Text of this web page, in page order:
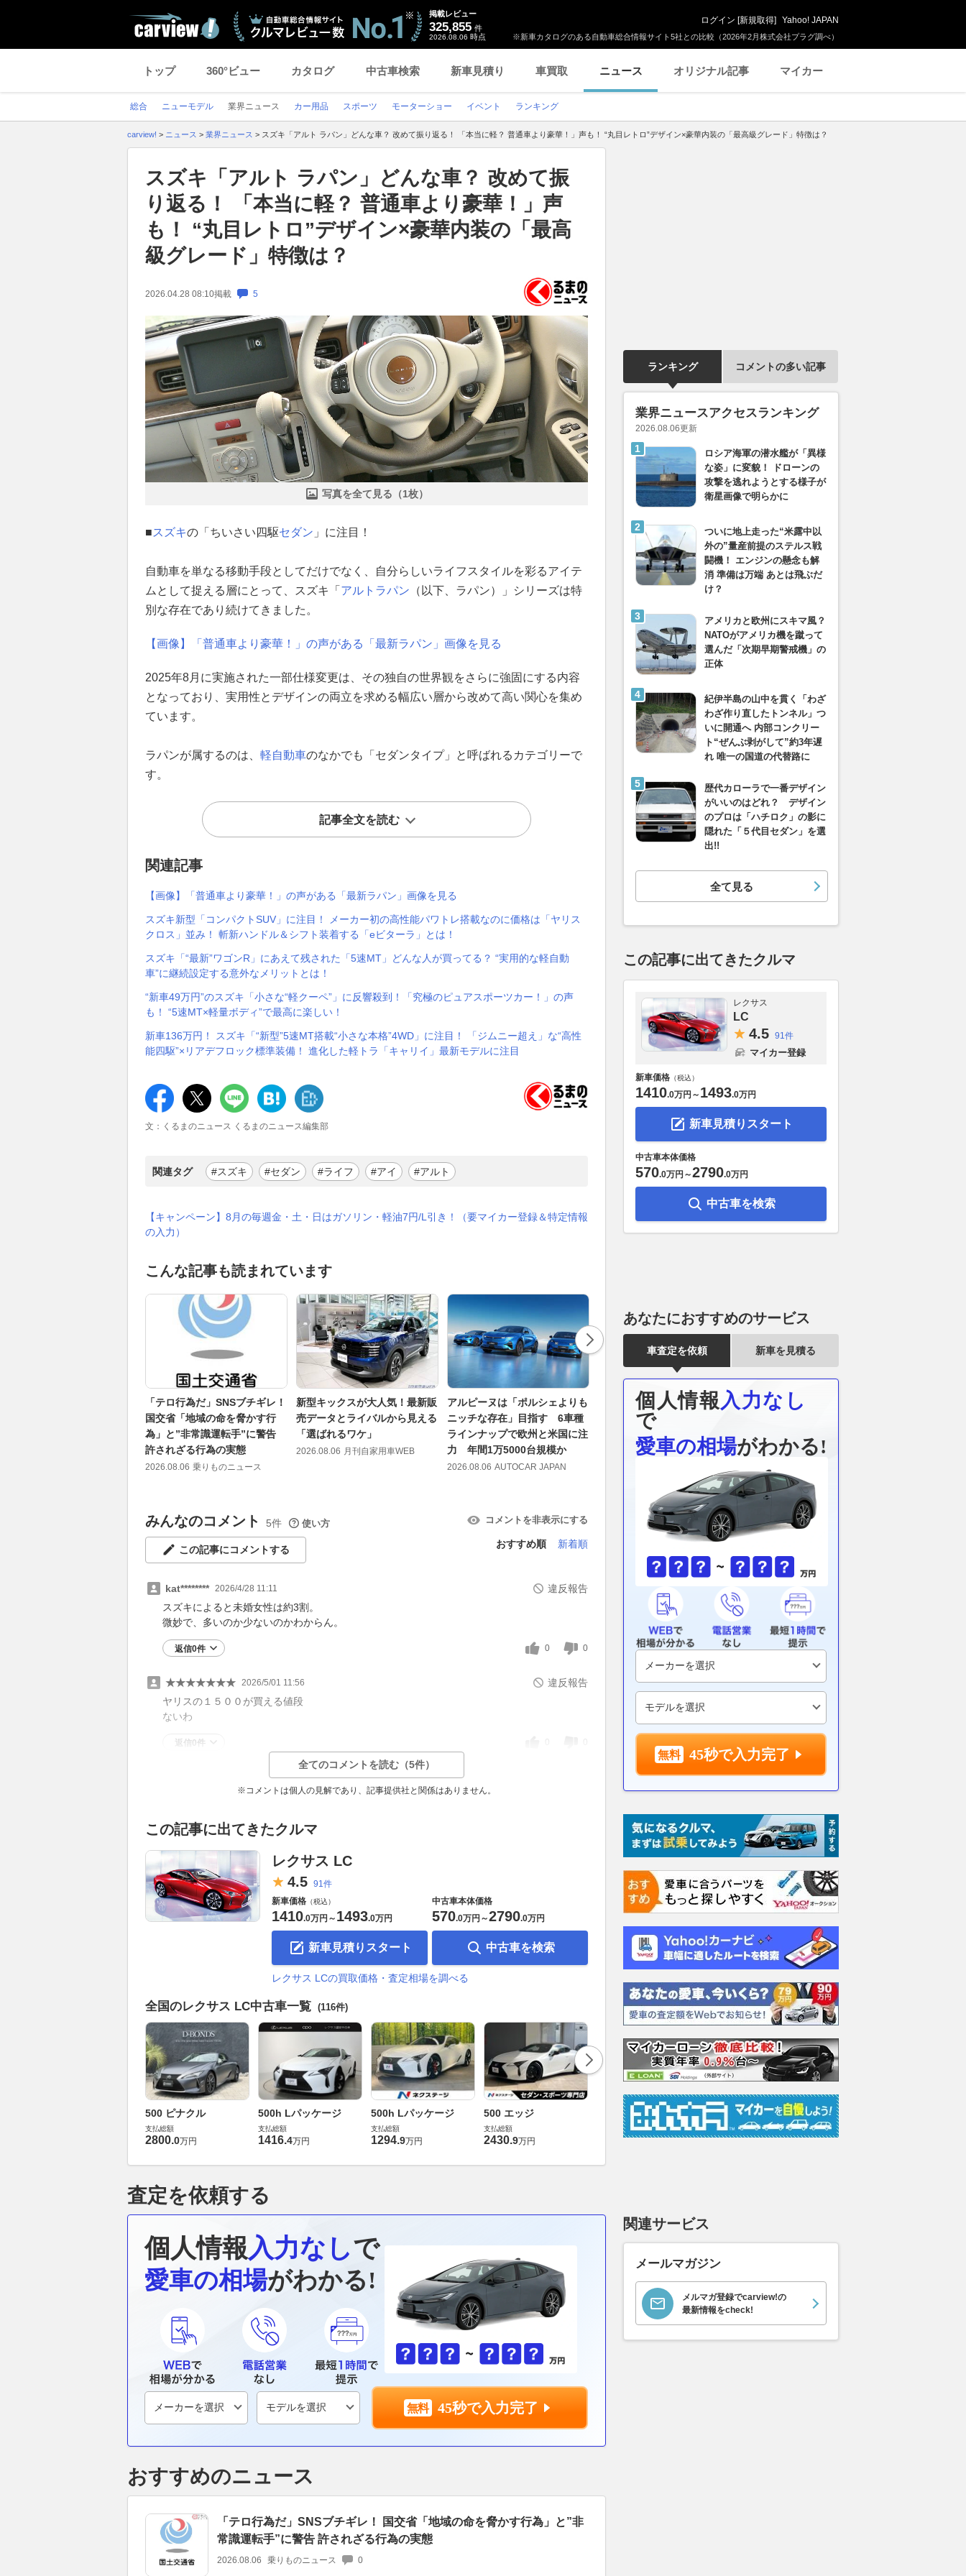
※新車カタログのある自動車総合情報サイト5社との比較（2026年2月株式会社プラグ調べ）
掲載レビュー
325,855 件
2026.08.06 時点
ログイン [新規取得] Yahoo! JAPAN
トップ 360°ビュー カタログ 中古車検索 新車見積り 車買取 ニュース オリジナル記事 マイカー
総合 ニューモデル 業界ニュース カー用品 スポーツ モーターショー イベント ランキング
carview! > ニュース > 業界ニュース > スズキ「アルト ラパン」どんな車？ 改めて振り返る！ 「本当に軽？ 普通車より豪華！」声も！ “丸目レトロ”デザイン×豪華内装の「最高級グレード」特徴は？
スズキ「アルト ラパン」どんな車？ 改めて振
り返る！ 「本当に軽？ 普通車より豪華！」声
も！ “丸目レトロ”デザイン×豪華内装の「最高
級グレード」特徴は？
2026.04.28 08:10掲載 5
写真を全て見る（1枚）
■スズキの「ちいさい四駆セダン 」に注目！
自動車を単なる移動手段としてだけでなく、自分らしいライフスタイルを彩るアイテ
ムとして捉える層にとって、スズキ「 アルトラパン （以下、ラパン）」シリーズは特
別な存在であり続けてきました。
【画像】「普通車より豪華！」の声がある「最新ラパン」画像を見る
2025年8月に実施された一部仕様変更は、その独自の世界観をさらに強固にする内容
となっており、実用性とデザインの両立を求める幅広い層から改めて高い関心を集め
ています。
ラパンが属するのは、 軽自動車のなかでも「セダンタイプ」と呼ばれるカテゴリーで
す。
記事全文を読む
関連記事
【画像】「普通車より豪華！」の声がある「最新ラパン」画像を見る
スズキ新型「コンパクトSUV」に注目！ メーカー初の高性能パワトレ搭載なのに価格は「ヤリス
クロス」並み！ 斬新ハンドル＆シフト装着する「eビターラ」とは！
スズキ「“最新”ワゴンR」にあえて残された「5速MT」どんな人が買ってる？ “実用的な軽自動
車”に継続設定する意外なメリットとは！
“新車49万円”のスズキ「小さな“軽クーペ”」に反響殺到！「究極のピュアスポーツカー！」の声
も！ “5速MT×軽量ボディ”で最高に楽しい！
新車136万円！ スズキ「“新型”5速MT搭載“小さな本格”4WD」に注目！ 「ジムニー超え」な“高性
能四駆”×リアデフロック標準装備！ 進化した軽トラ「キャリイ」最新モデルに注目
文：くるまのニュース くるまのニュース編集部
関連タグ #スズキ #セダン #ライフ #アイ #アルト
【キャンペーン】8月の毎週金・土・日はガソリン・軽油7円/L引き！（要マイカー登録＆特定情報
の入力）
こんな記事も読まれています
「テロ行為だ」SNSブチギレ！
国交省「地域の命を脅かす行
為」と”非常識運転手”に警告
許されざる行為の実態
2026.08.06 乗りものニュース
新型キックスが大人気！最新販
売データとライバルから見える
「選ばれるワケ」
2026.08.06 月刊自家用車WEB
アルピーヌは「ポルシェよりも
ニッチな存在」目指す 6車種
ラインナップで欧州と米国に注
力 年間1万5000台規模か
2026.08.06 AUTOCAR JAPAN
パーキングセンサー対応!! ジム
ニー ノマド専用JAOSリヤスポ
ーツカウルが激進化!!
2026.08.06 ベストカーWeb
雨のSF富士で予選トップ3に入
縁”｜英国人ジャーナリスト”ジ
2026.08.06 motorsport.com 日本版
みんなのコメント 5件 使い方 コメントを非表示にする
この記事にコメントする
おすすめ順 新着順
kat******** 2026/4/28 11:11
違反報告
スズキによると未婚女性は約3割。
微妙で、多いのか少ないのかわからん。
返信0件 0 0
★★★★★★★ 2026/5/01 11:56
違反報告
ヤリスの１５００が買える値段
ないわ
返信0件
全てのコメントを読む（5件）
※コメントは個人の見解であり、記事提供社と関係はありません。
この記事に出てきたクルマ
レクサス LC
4.5 91件
新車価格 （税込）
1410.0万円 ～ 1493.0万円
新車見積りスタート
中古車本体価格
570.0万円 ～2790.0万円
中古車を検索
レクサス LCの買取価格・査定相場を調べる
全国のレクサス LC中古車一覧 (116件)
500 ピナクル
支払総額
2800.0万円
500h Lパッケージ
支払総額
1416.4万円
500h Lパッケージ
支払総額
1294.9万円
500 エッジ
支払総額
2430.9万円
500h Sパッケージ
支払総額
.0
500 エッジ
支払総額
2186.0
500
支払総額
1398
査定を依頼する
個人情報入力なしで
愛車の相場がわかる!
45秒で入力完了
おすすめのニュース
「テロ行為だ」SNSブチギレ！ 国交省「地域の命を脅かす行為」と”非
常識運転手”に警告 許されざる行為の実態
2026.08.06 乗りものニュース 0
ランキング コメントの多い記事
業界ニュースアクセスランキング
2026.08.06更新
ロシア海軍の潜水艦が「異様
な姿」に変貌！ ドローンの
攻撃を逃れようとする様子が
衛星画像で明らかに
ついに地上走った“米露中以
外の”量産前提のステルス戦
闘機！ エンジンの懸念も解
消 準備は万端 あとは飛ぶだ
け？
アメリカと欧州にスキマ風？
NATOがアメリカ機を蹴って
選んだ「次期早期警戒機」の
正体
紀伊半島の山中を貫く「わざ
わざ作り直したトンネル」つ
いに開通へ 内部コンクリー
ト“ぜんぶ剥がして”約3年遅
れ 唯一の国道の代替路に
歴代カローラで一番デザイン
がいいのはどれ？ デザイン
のプロは「ハチロク」の影に
隠れた「５代目セダン」を選
出!!
全て見る
この記事に出てきたクルマ
レクサス
LC
4.5 91件
マイカー登録
新車価格 （税込）
1410.0万円 ～ 1493.0万円
新車見積りスタート
中古車本体価格
570.0万円 ～2790.0万円
中古車を検索
あなたにおすすめのサービス
車査定を依頼 新車を見積る
個人情報 入力なし
で
愛車の相場がわかる!
45秒で入力完了
関連サービス
メールマガジン
メルマガ登録でcarview!の
最新情報をcheck!